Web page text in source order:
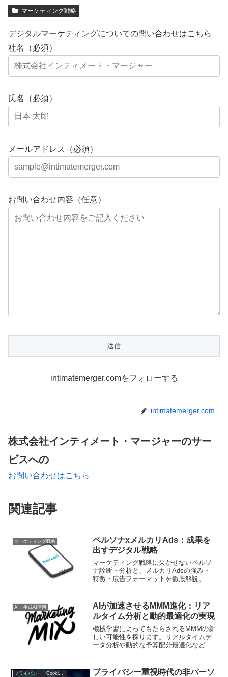
マーケティング戦略
デジタルマーケティングについての問い合わせはこちら
社名（必須）
氏名（必須）
メールアドレス（必須）
お問い合わせ内容（任意）
intimatemerger.comをフォローする
intimatemerger.com
株式会社インティメート・マージャーのサー
ビスへの
お問い合わせはこちら
関連記事
マーケティング戦略
ペルソナxメルカリAds：成果を
出すデジタル戦略
マーケティング戦略に欠かせないペルソ
ナ診断・分析と、メルカリAdsの強み・
特徴・広告フォーマットを徹底解説。顧
AI・生成AI活用
AIが加速させるMMM進化：リア
ルタイム分析と動的最適化の実現
機械学習によってもたらされるMMMの新
しい可能性を探ります。リアルタイムデ
ータ分析や動的な予算配分最適化など、
プライバシー重視時代の非パーソ